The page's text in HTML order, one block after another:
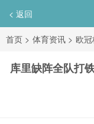
< 返回
首页 > 体育资讯 > 欧
库里缺阵全队打